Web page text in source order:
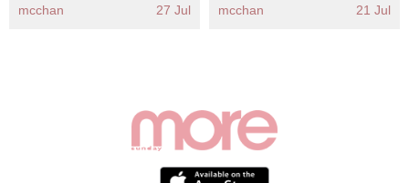
mcchan 27 Jul mcchan 21 Jul